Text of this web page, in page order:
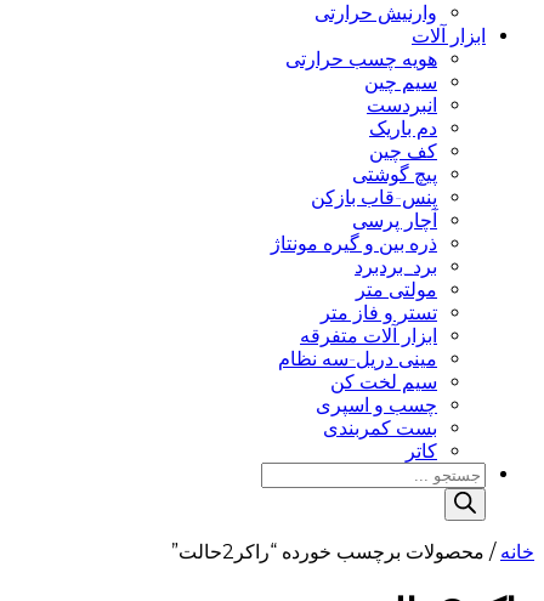
وارنیش حرارتی
ابزار آلات
هویه چسب حرارتی
سیم چین
انبردست
دم باریک
کف چین
پیچ گوشتی
پنس-قاب بازکن
آچار پرسی
ذره بین و گیره مونتاژ
برد_بردبرد
مولتی متر
تستر و فاز متر
ابزار آلات متفرقه
مینی دریل-سه نظام
سیم لخت کن
چسب و اسپری
بست کمربندی
کاتر
Products
search
خانه / محصولات برچسب خورده “راکر2حالت”